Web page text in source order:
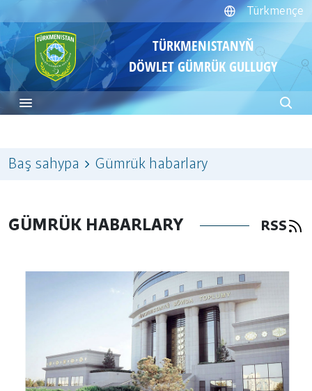
Türkmençe
TÜRKMENISTANYŇ
DÖWLET GÜMRÜK GULLUGY
Baş sahypa Gümrük habarlary
GÜMRÜK HABARLARY RSS